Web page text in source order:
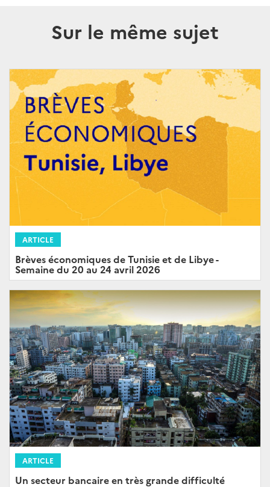
Sur le même sujet
ARTICLE
Brèves économiques de Tunisie et de Libye -
Semaine du 20 au 24 avril 2026
ARTICLE
Un secteur bancaire en très grande difficulté